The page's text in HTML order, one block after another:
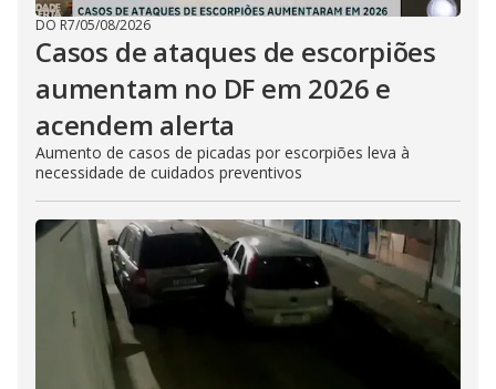
DO R7/05/08/2026
Casos de ataques de escorpiões
aumentam no DF em 2026 e
acendem alerta
Aumento de casos de picadas por escorpiões leva à
necessidade de cuidados preventivos